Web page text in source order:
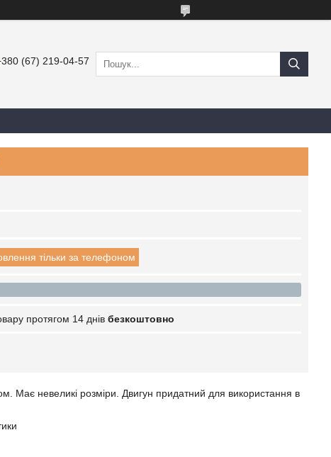
(67) 219-04-57
тільки за телефоном
протягом 14 днів безкоштовно
Має невеликі розміри. Двигун придатний для використання в